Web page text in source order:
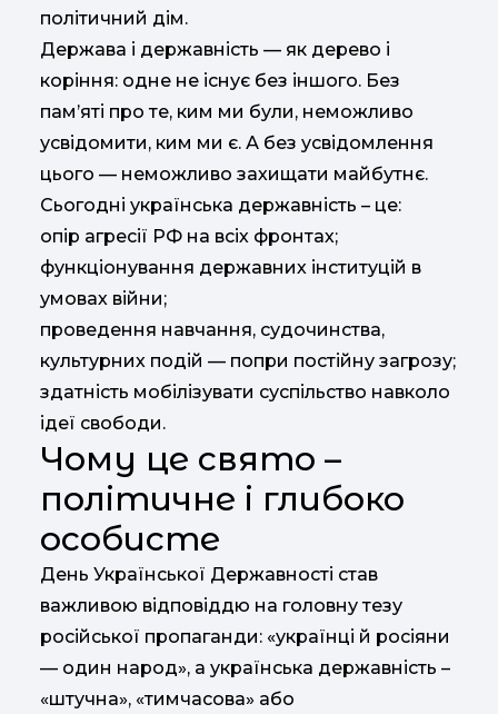
політичний дім.
Держава і державність — як дерево і
коріння: одне не існує без іншого. Без
пам’яті про те, ким ми були, неможливо
усвідомити, ким ми є. А без усвідомлення
цього — неможливо захищати майбутнє.
Сьогодні українська державність – це:
опір агресії РФ на всіх фронтах;
функціонування державних інституцій в
умовах війни;
проведення навчання, судочинства,
культурних подій — попри постійну загрозу;
здатність мобілізувати суспільство навколо
ідеї свободи.
Чому це свято –
політичне і глибоко
особисте
День Української Державності став
важливою відповіддю на головну тезу
російської пропаганди: «українці й росіяни
— один народ», а українська державність –
«штучна», «тимчасова» або